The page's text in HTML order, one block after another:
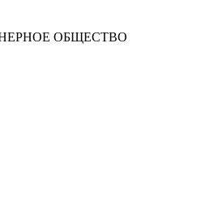
ОБЩЕСТВО